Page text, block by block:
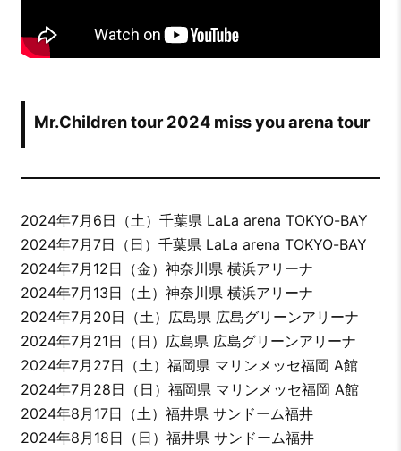
Mr.Children tour 2024 miss you arena tour
2024年7月6日（土）千葉県 LaLa arena TOKYO-BAY
2024年7月7日（日）千葉県 LaLa arena TOKYO-BAY
2024年7月12日（金）神奈川県 横浜アリーナ
2024年7月13日（土）神奈川県 横浜アリーナ
2024年7月20日（土）広島県 広島グリーンアリーナ
2024年7月21日（日）広島県 広島グリーンアリーナ
2024年7月27日（土）福岡県 マリンメッセ福岡 A館
2024年7月28日（日）福岡県 マリンメッセ福岡 A館
2024年8月17日（土）福井県 サンドーム福井
2024年8月18日（日）福井県 サンドーム福井